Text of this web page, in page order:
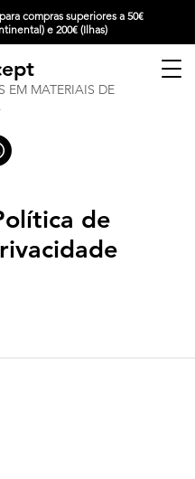
compras superiores a 50€
e 200€ (Ilhas)
EM MATERIAIS DE
de